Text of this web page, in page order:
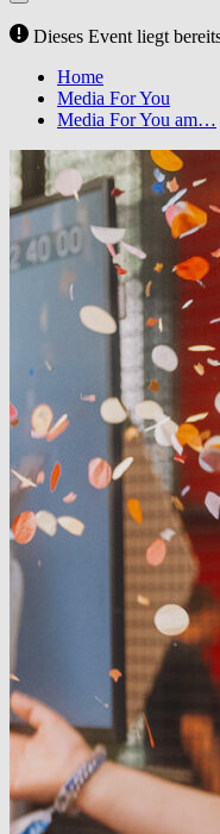
Dieses Event liegt
Home
Media For You
Media For You am…